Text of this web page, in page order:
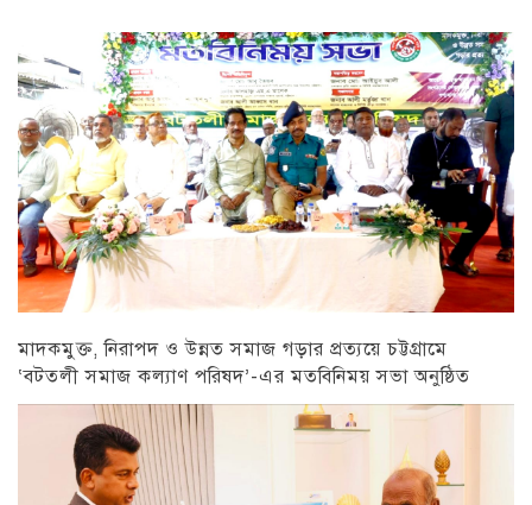
মাদকমুক্ত, নিরাপদ ও উন্নত সমাজ গড়ার প্রত্যয়ে চট্টগ্রামে
‘বটতলী সমাজ কল্যাণ পরিষদ’-এর মতবিনিময় সভা অনুষ্ঠিত
চট্টগ্রাম